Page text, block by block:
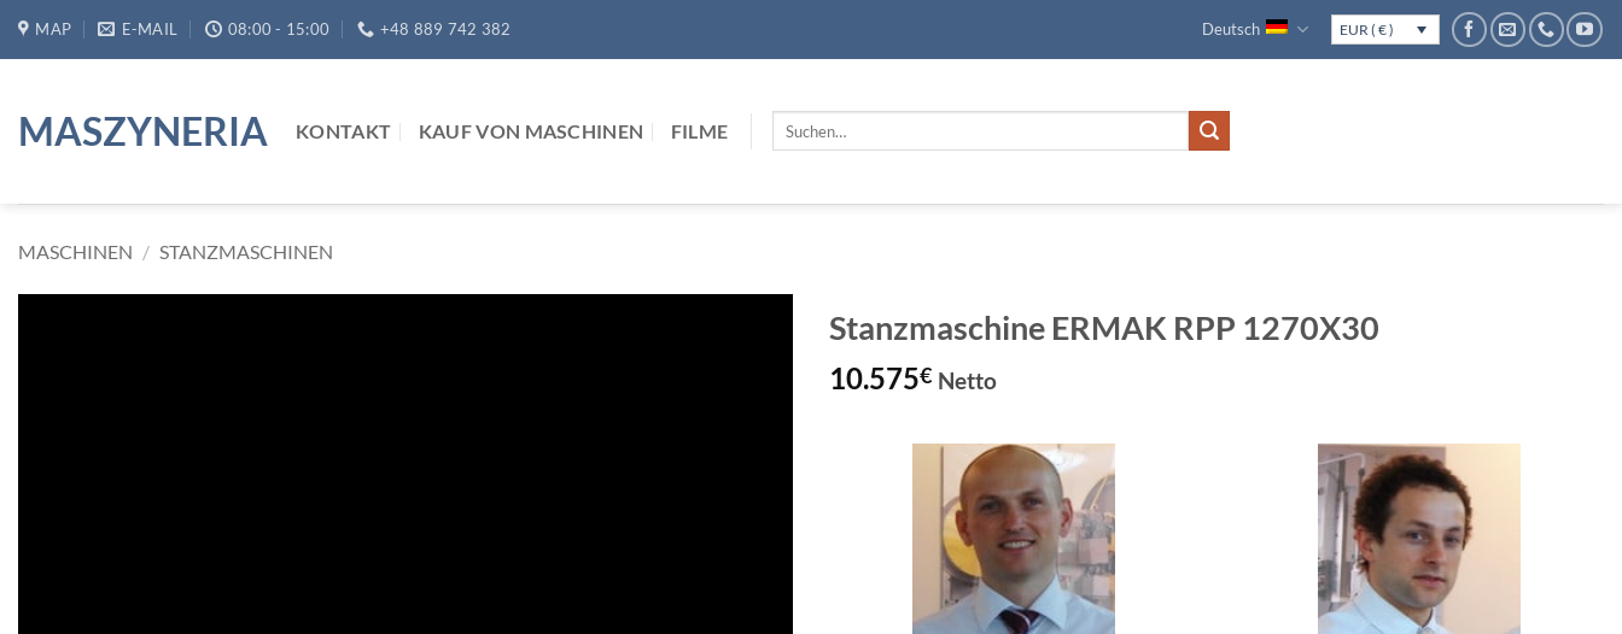
Inhalt
MAP E-MAIL 08:00 - 15:00 +48 889 742 382 Deutsch EUR ( € )
MASZYNERIA KONTAKT KAUF VON MASCHINEN FILME
Suchen
MASCHINEN / STANZMASCHINEN
Stanzmaschine ERMAK RPP 1270X30
10.575€ Netto